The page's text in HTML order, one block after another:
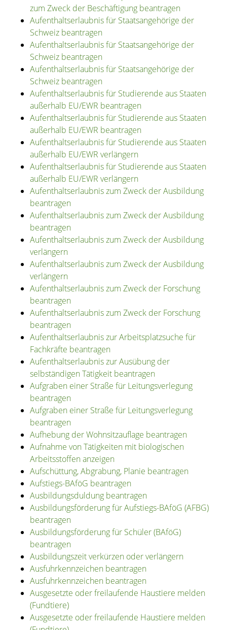
zum Zweck der Beschäftigung beantragen
Aufenthaltserlaubnis für Staatsangehörige der
Schweiz beantragen
Aufenthaltserlaubnis für Staatsangehörige der
Schweiz beantragen
Aufenthaltserlaubnis für Staatsangehörige der
Schweiz beantragen
Aufenthaltserlaubnis für Studierende aus Staaten
außerhalb EU/EWR beantragen
Aufenthaltserlaubnis für Studierende aus Staaten
außerhalb EU/EWR beantragen
Aufenthaltserlaubnis für Studierende aus Staaten
außerhalb EU/EWR verlängern
Aufenthaltserlaubnis für Studierende aus Staaten
außerhalb EU/EWR verlängern
Aufenthaltserlaubnis zum Zweck der Ausbildung
beantragen
Aufenthaltserlaubnis zum Zweck der Ausbildung
beantragen
Aufenthaltserlaubnis zum Zweck der Ausbildung
verlängern
Aufenthaltserlaubnis zum Zweck der Ausbildung
verlängern
Aufenthaltserlaubnis zum Zweck der Forschung
beantragen
Aufenthaltserlaubnis zum Zweck der Forschung
beantragen
Aufenthaltserlaubnis zur Arbeitsplatzsuche für
Fachkräfte beantragen
Aufenthaltserlaubnis zur Ausübung der
selbständigen Tätigkeit beantragen
Aufgraben einer Straße für Leitungsverlegung
beantragen
Aufgraben einer Straße für Leitungsverlegung
beantragen
Aufhebung der Wohnsitzauflage beantragen
Aufnahme von Tätigkeiten mit biologischen
Arbeitsstoffen anzeigen
Aufschüttung, Abgrabung, Planie beantragen
Aufstiegs-BAföG beantragen
Ausbildungsduldung beantragen
Ausbildungsförderung für Aufstiegs-BAföG (AFBG)
beantragen
Ausbildungsförderung für Schüler (BAföG)
beantragen
Ausbildungszeit verkürzen oder verlängern
Ausfuhrkennzeichen beantragen
Ausfuhrkennzeichen beantragen
Ausgesetzte oder freilaufende Haustiere melden
(Fundtiere)
Ausgesetzte oder freilaufende Haustiere melden